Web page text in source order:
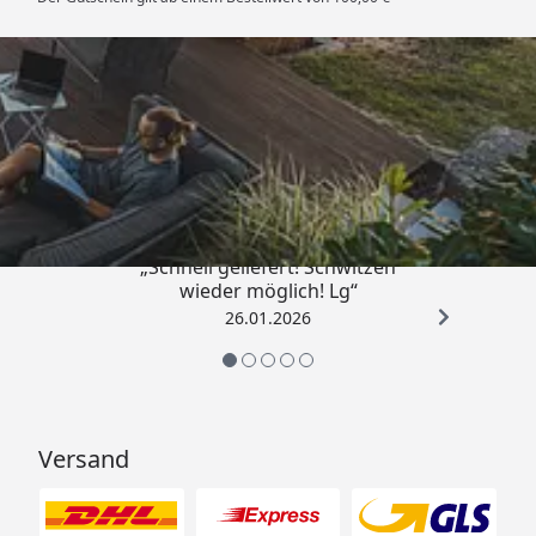
Gebindegrößen:
0,75 l ausreichend für ca. 19,5 m²
2,5 l ausreichend für ca. 65 m²
5 l ausreichend für ca. 130 m²
25 l ausreichend für ca. 650 m²
Trusted Shops
„Schnell geliefert! Schwitzen
wieder möglich! Lg“
26.01.2026
Versand